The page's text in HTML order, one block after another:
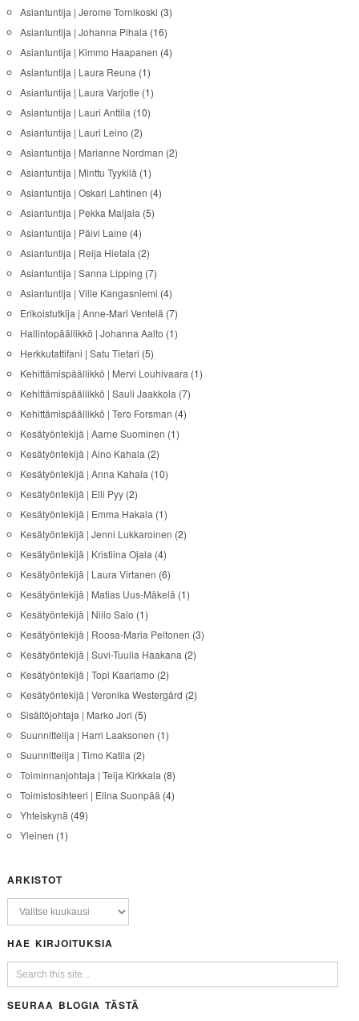
Asiantuntija | Jerome Tornikoski (3)
Asiantuntija | Johanna Pihala (16)
Asiantuntija | Kimmo Haapanen (4)
Asiantuntija | Laura Reuna (1)
Asiantuntija | Laura Varjotie (1)
Asiantuntija | Lauri Anttila (10)
Asiantuntija | Lauri Leino (2)
Asiantuntija | Marianne Nordman (2)
Asiantuntija | Minttu Tyykilä (1)
Asiantuntija | Oskari Lahtinen (4)
Asiantuntija | Pekka Maijala (5)
Asiantuntija | Päivi Laine (4)
Asiantuntija | Reija Hietala (2)
Asiantuntija | Sanna Lipping (7)
Asiantuntija | Ville Kangasniemi (4)
Erikoistutkija | Anne-Mari Ventelä (7)
Hallintopäällikkö | Johanna Aalto (1)
Herkkutattifani | Satu Tietari (5)
Kehittämispäällikkö | Mervi Louhivaara (1)
Kehittämispäällikkö | Sauli Jaakkola (7)
Kehittämispäällikkö | Tero Forsman (4)
Kesätyöntekijä | Aarne Suominen (1)
Kesätyöntekijä | Aino Kahala (2)
Kesätyöntekijä | Anna Kahala (10)
Kesätyöntekijä | Elli Pyy(2)
Kesätyöntekijä | Emma Hakala (1)
Kesätyöntekijä | Jenni Lukkaroinen (2)
Kesätyöntekijä | Kristiina Ojala (4)
Kesätyöntekijä | Laura Virtanen (6)
Kesätyöntekijä | Matias Uus-Mäkelä (1)
Kesätyöntekijä | Niilo Salo (1)
Kesätyöntekijä | Roosa-Maria Peltonen (3)
Kesätyöntekijä | Suvi-Tuulia Haakana (2)
Kesätyöntekijä | Topi Kaarlamo (2)
Kesätyöntekijä | Veronika Westergård (2)
Sisältöjohtaja | Marko Jori (5)
Suunnittelija | Harri Laaksonen (1)
Suunnittelija | Timo Katila (2)
Toiminnanjohtaja | Teija Kirkkala (8)
Toimistosihteeri | Elina Suonpää (4)
Yhteiskynä (49)
Yleinen (1)
ARKISTOT
HAE KIRJOITUKSIA
SEURAA BLOGIA TÄSTÄ